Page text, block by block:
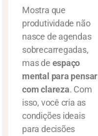
Mostra que
produtividade não
nasce de agendas
sobrecarregadas,
mas de espaço
mental para pensar
com clareza. Com
isso, você cria as
condições ideais
para decisões